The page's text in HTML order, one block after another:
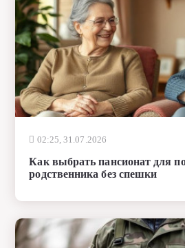
02:25, 31.07.2026
Как выбрать пансионат для
родственника без спешки